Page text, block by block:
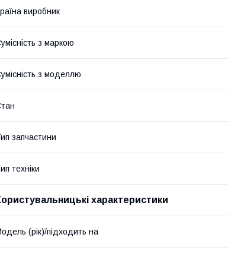
виробник
з маркою
з моделлю
запчастини
техніки
характеристики
(рік)/підходить на